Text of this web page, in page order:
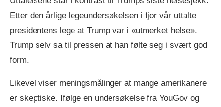
Etter den årlige legeundersøkelsen i fjor vår uttalte
presidentens lege at Trump var i «utmerket helse».
Trump selv sa til pressen at han følte seg i svært god
form.
Likevel viser meningsmålinger at mange amerikanere
er skeptiske. Ifølge en undersøkelse fra YouGov og